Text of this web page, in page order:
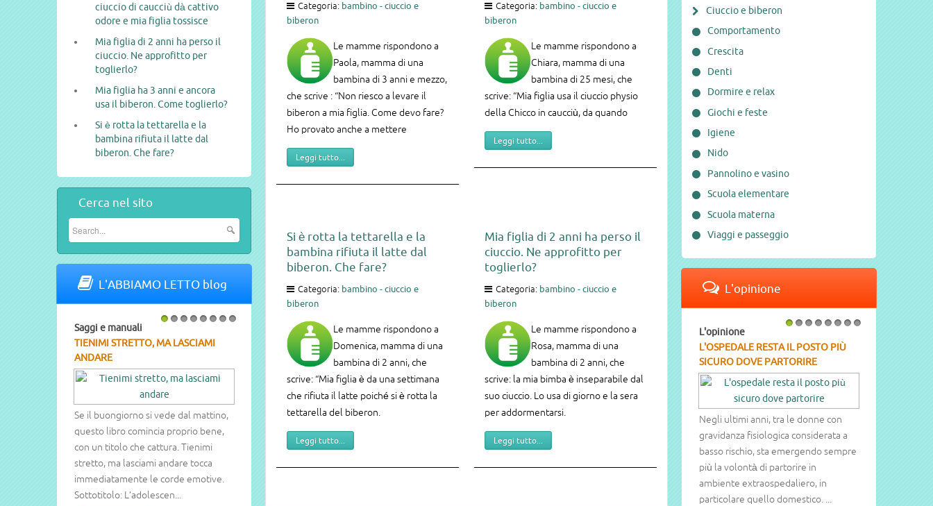
Categoria: bambino - ciuccio e
biberon
Le mamme rispondono a
Paola, mamma di una
bambina di 3 anni e mezzo,
che scrive : “Non riesco a levare il
biberon a mia figlia. Come devo fare?
Ho provato anche a mettere
Leggi tutto...
Categoria: bambino - ciuccio e
biberon
Le mamme rispondono a
Chiara, mamma di una
bambina di 25 mesi, che
scrive: “Mia figlia usa il ciuccio physio
della Chicco in caucciù, da quando
Leggi tutto...
Si è rotta la tettarella e la
bambina rifiuta il latte dal
biberon. Che fare?
Categoria: bambino - ciuccio e
biberon
Le mamme rispondono a
Domenica, mamma di una
bambina di 2 anni, che
scrive: “Mia figlia è da una settimana
che rifiuta il latte poiché si è rotta la
tettarella del biberon.
Leggi tutto...
Mia figlia di 2 anni ha perso il
ciuccio. Ne approfitto per
toglierlo?
Categoria: bambino - ciuccio e
biberon
Le mamme rispondono a
Rosa, mamma di una
bambina di 2 anni, che
scrive: la mia bimba è inseparabile dal
suo ciuccio. Lo usa di giorno e la sera
per addormentarsi.
Leggi tutto...
ciuccio di caucciù dà cattivo
odore e mia figlia tossisce
Mia figlia di 2 anni ha perso il
ciuccio. Ne approfitto per
toglierlo?
Mia figlia ha 3 anni e ancora
usa il biberon. Come toglierlo?
Si è rotta la tettarella e la
bambina rifiuta il latte dal
biberon. Che fare?
Cerca nel sito
L'ABBIAMO LETTO blog
Saggi e manuali
TIENIMI STRETTO, MA LASCIAMI
ANDARE
Se il buongiorno si vede dal mattino,
questo libro comincia proprio bene,
con un titolo che cattura. Tienimi
stretto, ma lasciami andare tocca
immediatamente le corde emotive.
Sottotitolo: L’adolescen...
Ciuccio e biberon
Comportamento
Crescita
Denti
Dormire e relax
Giochi e feste
Igiene
Nido
Pannolino e vasino
Scuola elementare
Scuola materna
Viaggi e passeggio
L'opinione
L'opinione
L'OSPEDALE RESTA IL POSTO PIÙ
SICURO DOVE PARTORIRE
Negli ultimi anni, tra le donne con
gravidanza fisiologica considerata a
basso rischio, sta emergendo sempre
più la volontà di partorire in
ambiente extraospedaliero, in
particolare quello domestico. ...